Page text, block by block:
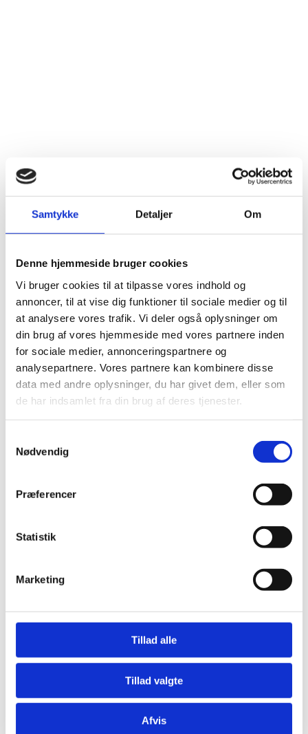
Samtykke Detaljer Om
Denne hjemmeside bruger cookies
Vi bruger cookies til at tilpasse vores indhold og
annoncer, til at vise dig funktioner til sociale medier og til
at analysere vores trafik. Vi deler også oplysninger om
din brug af vores hjemmeside med vores partnere inden
for sociale medier, annonceringspartnere og
analysepartnere. Vores partnere kan kombinere disse
data med andre oplysninger, du har givet dem, eller som
de har indsamlet fra din brug af deres tjenester.
Nødvendig
Præferencer
Statistik
Marketing
Tillad alle
Tillad valgte
Afvis
At miste en eller flere tænder kan være en belastende
oplevelse, der påvirker både dit smil og din selvtillid.
Men takket være moderne tandpleje, er det ikke
længere en permanent situation.Tandimplantater
tilbyder en holdbar og naturlig løsning, der kan
genskabe både funktionen og udseendet af dine
mistede tænder. I denne artikel dykker vi ned i,
hvordan tandimplantater kan hjælpe dig med at få dit
smil – og din selvtillid – tilbage.
Hvad er et
der fungerer som en kunstig rod for en ny tand. Denne
skrue indsættes i kæbebenet for at skabe en fast base
den, der ligner og fungerer som en naturlig tand.
Fordele ved
tandimplantater